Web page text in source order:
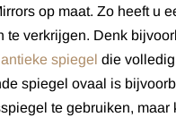
op maat. Zo heeft u
verkrijgen. Denk
antieke spiegel die
spiegel ovaal is
te gebruiken,